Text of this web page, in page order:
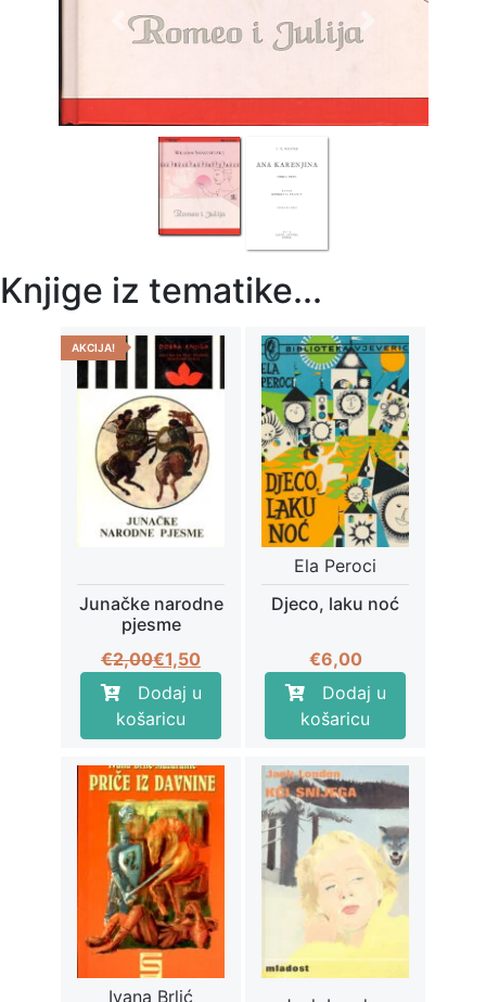
Previous
Knjige iz tematike...
AKCIJA!
Junačke narodne
pjesme
€2,00Izvorna
cijena
bila
je:
€2,00.
€1,50
Trenutna
cijena
je:
€1,50.
Dodaj u
košaricu
Ela Peroci
Djeco, laku noć
€6,00
Dodaj u
košaricu
Ivana Brlić